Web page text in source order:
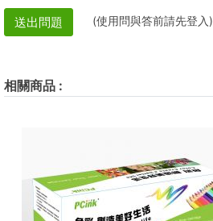
送出問題 (使用問與答前請先登入)
相關商品: